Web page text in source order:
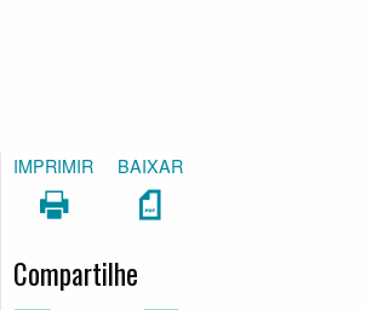
IMPRIMIR
BAIXAR
Compartilhe